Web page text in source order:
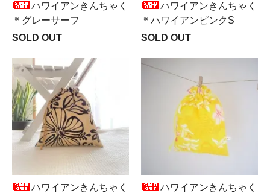
ハワイアンきんちゃく
＊グレーサーフ
SOLD OUT
ハワイアンきんちゃく
＊ハワイアンピンクS
SOLD OUT
ハワイアンきんちゃく
ハワイアンきんちゃく